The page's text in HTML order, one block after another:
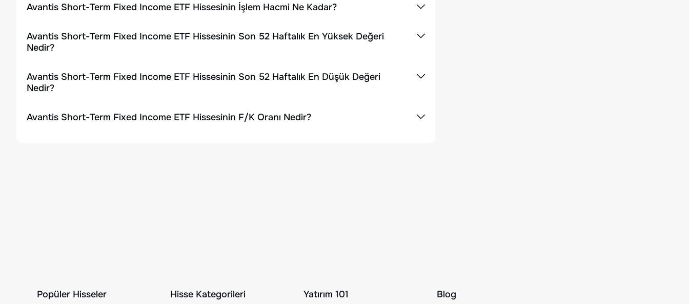
Avantis Short-Term Fixed Income ETF Hissesinin İşlem Hacmi Ne Kadar?
Avantis Short-Term Fixed Income ETF Hissesinin Son 52 Haftalık En Yüksek Değeri
Nedir?
Avantis Short-Term Fixed Income ETF Hissesinin Son 52 Haftalık En Düşük Değeri
Nedir?
Avantis Short-Term Fixed Income ETF Hissesinin F/K Oranı Nedir?
Popüler Hisseler Hisse Kategorileri Yatırım 101 Blog